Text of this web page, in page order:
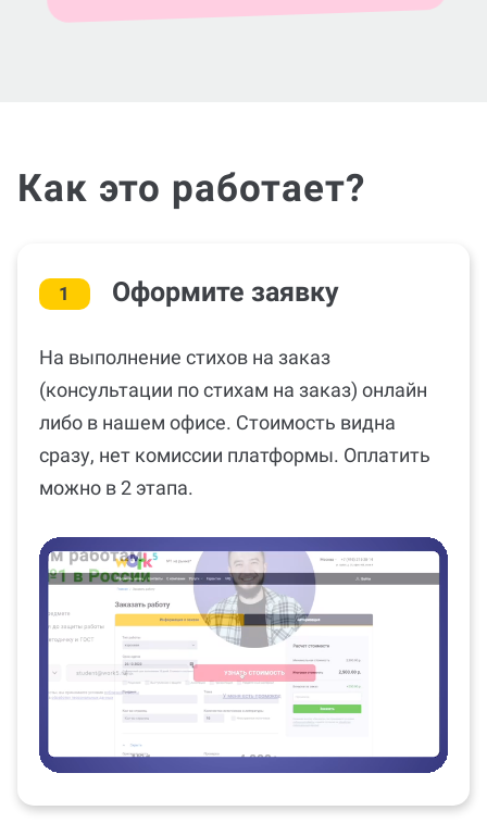
Как это работает?
1 Оформите заявку
На выполнение стихов на заказ
(консультации по стихам на заказ) онлайн
либо в нашем офисе. Стоимость видна
сразу, нет комиссии платформы. Оплатить
можно в 2 этапа.